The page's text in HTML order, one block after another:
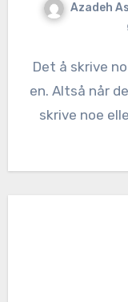
Azadeh
Det å skrive noe nesten hverdag gjør noe med
en. Altså når
skrive noe